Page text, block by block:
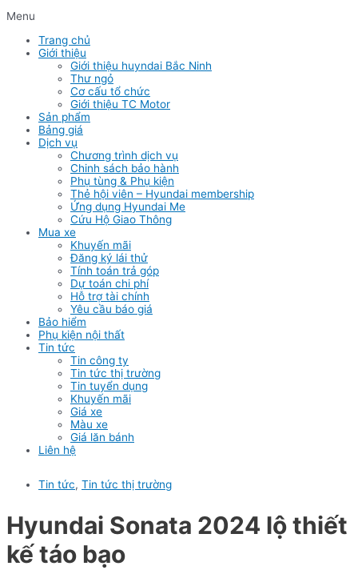
Menu
Trang chủ
Giới thiệu
Giới thiệu huyndai Bắc Ninh
Thư ngỏ
Cơ cấu tổ chức
Giới thiệu TC Motor
Sản phẩm
Bảng giá
Dịch vụ
Chương trình dịch vụ
Chinh sách bảo hành
Phụ tùng & Phụ kiện
Thẻ hội viên – Hyundai membership
Ứng dụng Hyundai Me
Cứu Hộ Giao Thông
Mua xe
Khuyến mãi
Đăng ký lái thử
Tính toán trả góp
Dự toán chi phí
Hỗ trợ tài chính
Yêu cầu báo giá
Bảo hiểm
Phụ kiện nội thất
Tin tức
Tin công ty
Tin tức thị trường
Tin tuyển dụng
Khuyến mãi
Giá xe
Màu xe
Giá lăn bánh
Liên hệ
Tin tức, Tin tức thị trường
Hyundai Sonata 2024 lộ thiết
kế táo bạo